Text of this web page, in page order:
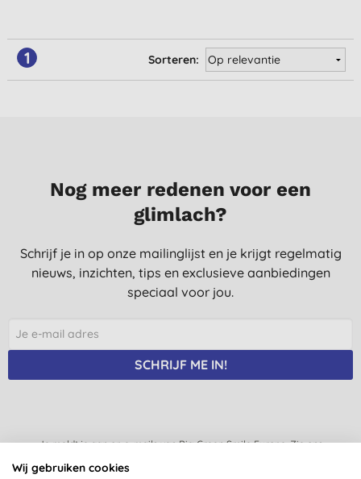
1 Sorteren:
Nog meer redenen voor een
glimlach?
Schrijf je in op onze mailinglijst en je krijgt regelmatig
nieuws, inzichten, tips en exclusieve aanbiedingen
speciaal voor jou.
SCHRIJF ME IN!
Je meldt je aan op e-mails van Big Green Smile Europe. Zie ons
Wij gebruiken cookies